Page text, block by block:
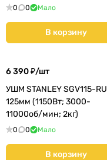
0 0 Мало
В корзину
6 390 ₽/шт
УШМ STANLEY SGV115-RU
125мм (1150Вт; 3000-
11000об/мин; 2кг)
0 0 Мало
В корзину